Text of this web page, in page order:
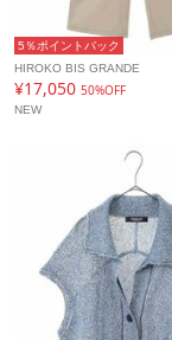
5％ポイントバック
HIROKO BIS GRANDE
¥17,050 50%OFF
NEW